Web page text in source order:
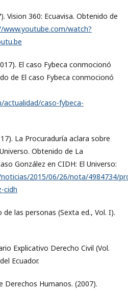
Vision 360: Ecuavisa. Obtenido de
www.youtube.com/watch?
El caso Fybeca conmocionó
de El caso Fybeca conmocionó
caso-fybeca-
La Procuraduría aclara sobre
Obtenido de La
González en CIDH: El Universo:
2015/06/26/nota/4984734/
cidh
de las personas (Sexta ed., Vol. I).
Explicativo Derecho Civil (Vol.
Ecuador.
Humanos. (2007).